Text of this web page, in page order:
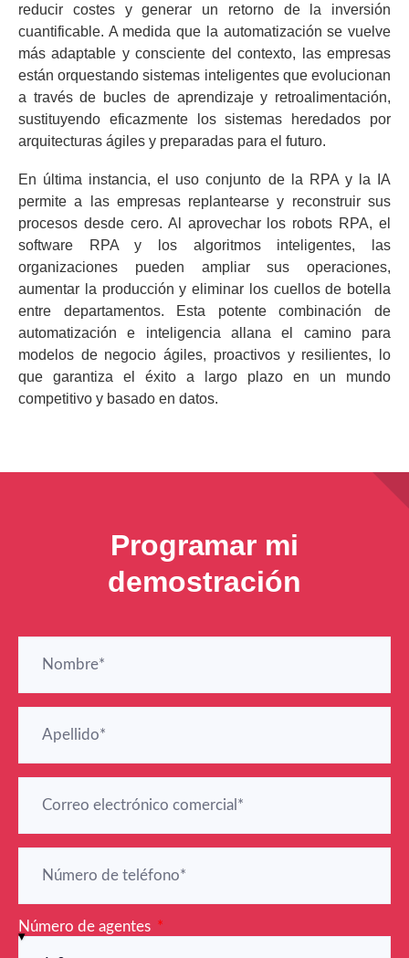
reducir costes y generar un retorno de la inversión
cuantificable. A medida que la automatización se vuelve
más adaptable y consciente del contexto, las empresas
están orquestando sistemas inteligentes que evolucionan
a través de bucles de aprendizaje y retroalimentación,
sustituyendo eficazmente los sistemas heredados por
arquitecturas ágiles y preparadas para el futuro.
En última instancia, el uso conjunto de la RPA y la IA
permite a las empresas replantearse y reconstruir sus
procesos desde cero. Al aprovechar los robots RPA, el
software RPA y los algoritmos inteligentes, las
organizaciones pueden ampliar sus operaciones,
aumentar la producción y eliminar los cuellos de botella
entre departamentos. Esta potente combinación de
automatización e inteligencia allana el camino para
modelos de negocio ágiles, proactivos y resilientes, lo
que garantiza el éxito a largo plazo en un mundo
competitivo y basado en datos.
Programar mi
demostración
Número de agentes